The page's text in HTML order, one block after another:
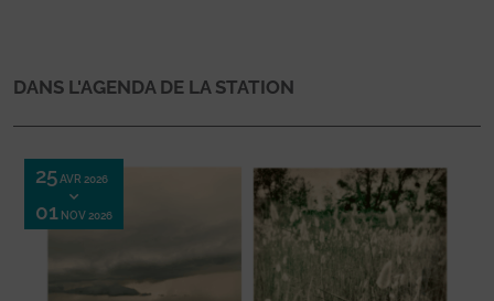
DANS L'AGENDA DE LA STATION
25 AVR 2026
01 NOV 2026